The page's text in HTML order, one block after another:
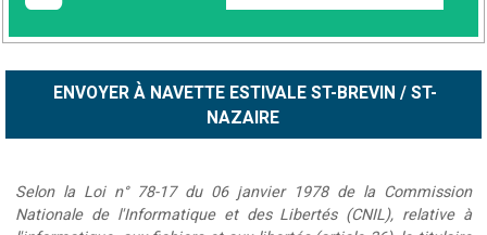
Selon la Loi n° 78-17 du 06 janvier 1978 de la Commission
Nationale de l'Informatique et des Libertés (CNIL), relative à